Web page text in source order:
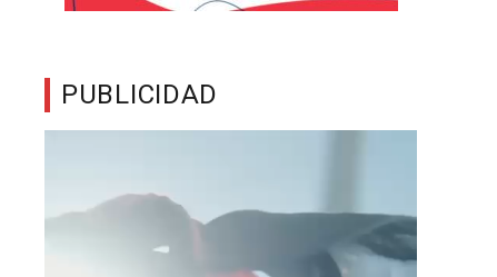
PUBLICIDAD